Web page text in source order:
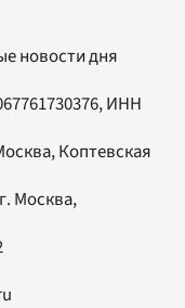
новости дня
ИНН
Коптевская
Москва,